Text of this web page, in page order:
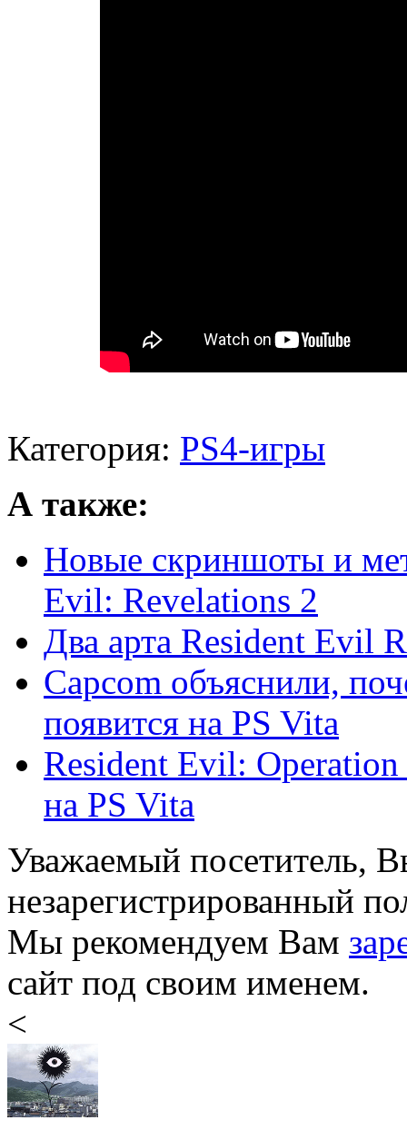
Категория: PS4-игры
А также:
Новые скриншоты и
Evil: Revelations 2
Два арта Resident Evil
Capcom объяснили,
появится на PS Vita
Resident Evil:
на PS Vita
Уважаемый посетитель,
незарегистрированный
Мы рекомендуем Вам
сайт под своим именем.
<